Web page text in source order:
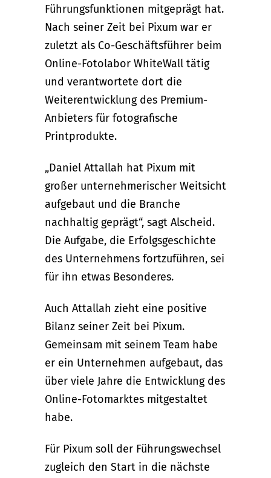
Führungsfunktionen mitgeprägt hat.
Nach seiner Zeit bei Pixum war er
zuletzt als Co-Geschäftsführer beim
Online-Fotolabor WhiteWall tätig
und verantwortete dort die
Weiterentwicklung des Premium-
Anbieters für fotografische
Printprodukte.
„Daniel Attallah hat Pixum mit
großer unternehmerischer Weitsicht
aufgebaut und die Branche
nachhaltig geprägt“, sagt Alscheid.
Die Aufgabe, die Erfolgsgeschichte
des Unternehmens fortzuführen, sei
für ihn etwas Besonderes.
Auch Attallah zieht eine positive
Bilanz seiner Zeit bei Pixum.
Gemeinsam mit seinem Team habe
er ein Unternehmen aufgebaut, das
über viele Jahre die Entwicklung des
Online-Fotomarktes mitgestaltet
habe.
Für Pixum soll der Führungswechsel
zugleich den Start in die nächste